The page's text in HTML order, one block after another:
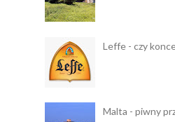
Leffe - czy
Malta - piwny